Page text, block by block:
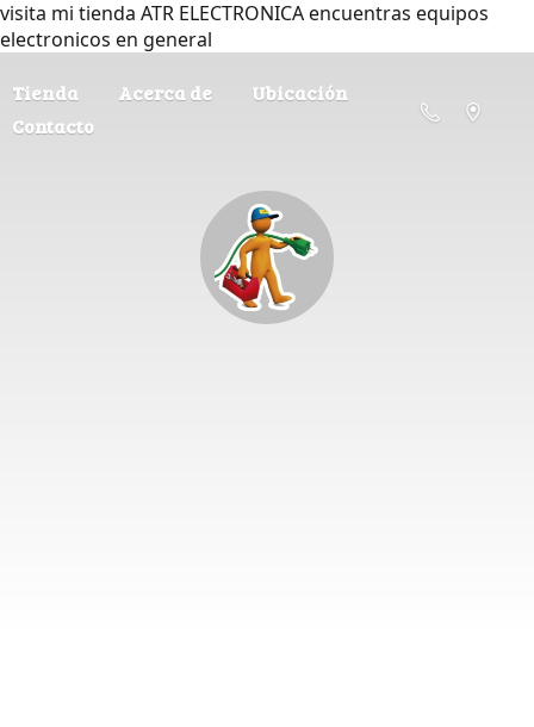
visita mi tienda ATR ELECTRONICA encuentras equipos
electronicos en general
Tienda Acerca de
Ubicación
Contacto